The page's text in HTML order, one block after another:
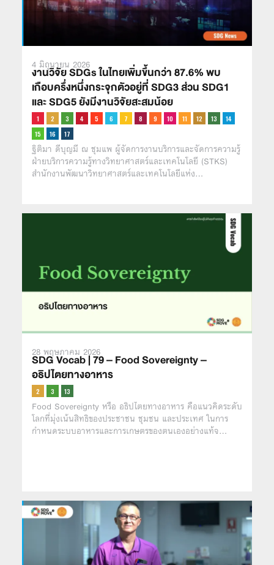
4 มิถุนายน 2026
งานวิจัย SDGs ในไทยเพิ่มขึ้นกว่า 87.6% พบ
เกือบครึ่งหนึ่งกระจุกตัวอยู่ที่ SDG3 ส่วน SDG1
และ SDG5 ยังมีงานวิจัยสะสมน้อย
ฐิติมา ดีบุญมี ณ ชุมแพ ผู้จัดการงานบริการและจัดการความรู้
ฝ่ายบริการความรู้ทางวิทยาศาสตร์และเทคโนโลยี (STKS)
สำนักงานพัฒนาวิทยาศาสตร์และเทคโนโลยีแห่ง…
28 พฤษภาคม 2026
SDG Vocab | 79 – Food Sovereignty –
อธิปไตยทางอาหาร
Food Sovereignty หรือ อธิปไตยทางอาหาร คือแนวคิดระดับ
โลกที่มุ่งเน้นสิทธิของประชาชน ชุมชน และประเทศ ในการ
กำหนดระบบอาหารและการเกษตรของตนเองอย่างแท้จ…